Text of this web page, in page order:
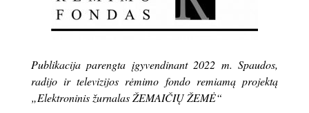
Publikacija parengta įgyvendinant 2022 m. Spaudos,
radijo ir televizijos rėmimo fondo remiamą projektą
„Elektroninis žurnalas ŽEMAIČIŲ ŽEMĖ“